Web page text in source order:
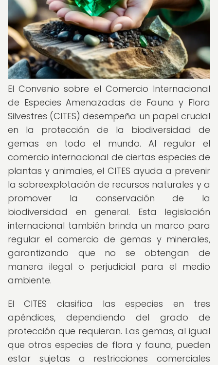
El Convenio sobre el Comercio Internacional
de Especies Amenazadas de Fauna y Flora
Silvestres (CITES) desempeña un papel crucial
en la protección de la biodiversidad de
gemas en todo el mundo. Al regular el
comercio internacional de ciertas especies de
plantas y animales, el CITES ayuda a prevenir
la sobreexplotación de recursos naturales y a
promover la conservación de la
biodiversidad en general. Esta legislación
internacional también brinda un marco para
regular el comercio de gemas y minerales,
garantizando que no se obtengan de
manera ilegal o perjudicial para el medio
ambiente.
El CITES clasifica las especies en tres
apéndices, dependiendo del grado de
protección que requieran. Las gemas, al igual
que otras especies de flora y fauna, pueden
estar sujetas a restricciones comerciales